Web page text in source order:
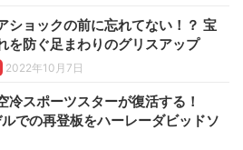
ショックの前に忘れてない！？ 宝
を防ぐ足まわりのグリスアップ
2022年10月7日
冷スポーツスターが復活する！
での再登板をハーレーダビッドソ